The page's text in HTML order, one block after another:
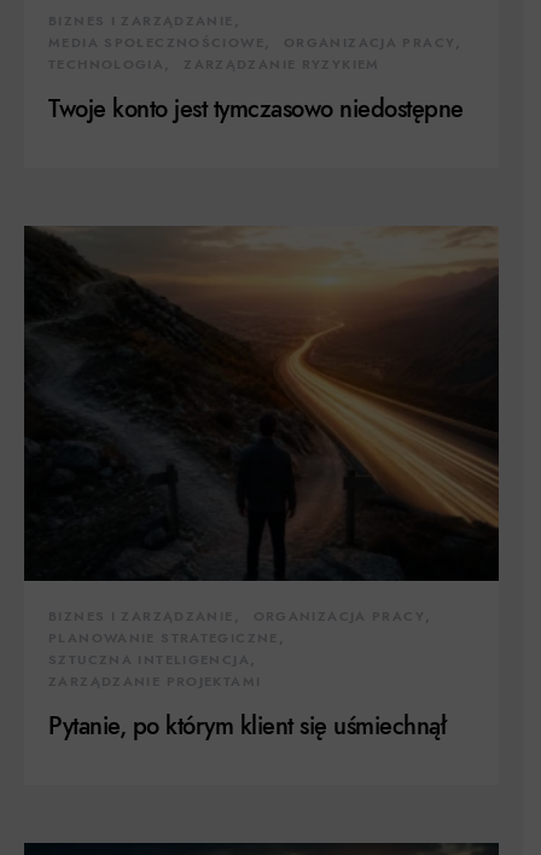
Twoje konto jest tymczasowo niedostępne
Pytanie, po którym klient się uśmiechnął